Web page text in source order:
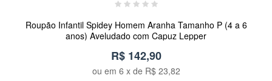
Roupão Infantil Spidey Homem Aranha Tamanho P (4 a 6
anos) Aveludado com Capuz Lepper
R$ 142,90
ou em 6 x de R$ 23,82